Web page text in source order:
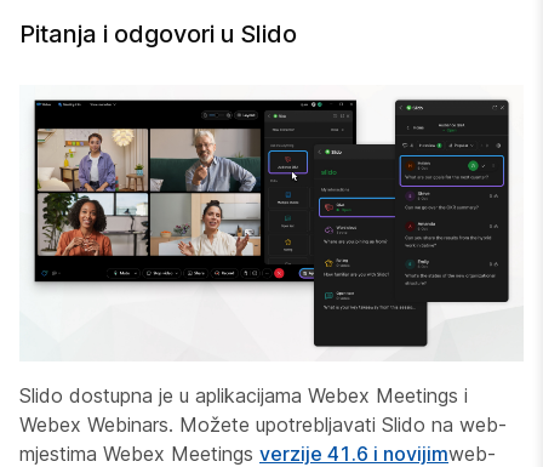
Pitanja i odgovori u Slido
Slido dostupna je u aplikacijama Webex Meetings i
Webex Webinars. Možete upotrebljavati Slido na web-
mjestima Webex Meetings verzije 41.6 i novijimweb-